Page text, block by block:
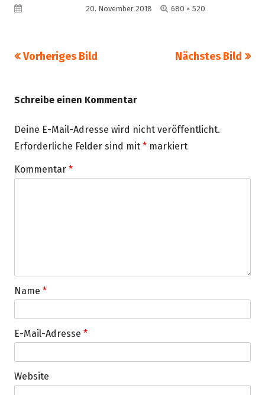
Veröffentlicht am20. November 2018 Volle
680 × 520
Vorheriges Bild Nächstes Bild
Schreibe einen Kommentar
Deine E-Mail-Adresse wird nicht veröffentlicht.
Erforderliche Felder sind mit * markiert
Kommentar *
Name *
E-Mail-Adresse *
Website